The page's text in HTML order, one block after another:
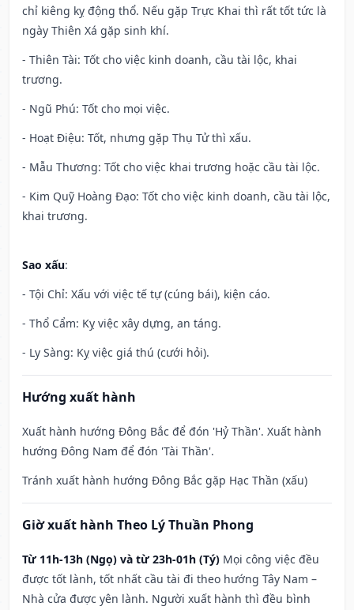
chỉ kiêng kỵ động thổ. Nếu gặp Trực Khai thì rất tốt tức là
ngày Thiên Xá gặp sinh khí.
- Thiên Tài: Tốt cho việc kinh doanh, cầu tài lộc, khai
trương.
- Ngũ Phú: Tốt cho mọi việc.
- Hoạt Điệu: Tốt, nhưng gặp Thụ Tử thì xấu.
- Mẫu Thương: Tốt cho việc khai trương hoặc cầu tài lộc.
- Kim Quỹ Hoàng Đạo: Tốt cho việc kinh doanh, cầu tài lộc,
khai trương.
Sao xấu:
- Tội Chỉ: Xấu với việc tế tự (cúng bái), kiện cáo.
- Thổ Cẩm: Kỵ việc xây dựng, an táng.
- Ly Sàng: Kỵ việc giá thú (cưới hỏi).
Hướng xuất hành
Xuất hành hướng Đông Bắc để đón 'Hỷ Thần'. Xuất hành
hướng Đông Nam để đón 'Tài Thần'.
Tránh xuất hành hướng Đông Bắc gặp Hạc Thần (xấu)
Giờ xuất hành Theo Lý Thuần Phong
Từ 11h-13h (Ngọ) và từ 23h-01h (Tý) Mọi công việc đều
được tốt lành, tốt nhất cầu tài đi theo hướng Tây Nam –
Nhà cửa được yên lành. Người xuất hành thì đều bình